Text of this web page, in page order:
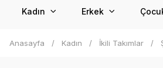
Kadın Erkek
Anasayfa Kadın İkili Takımlar